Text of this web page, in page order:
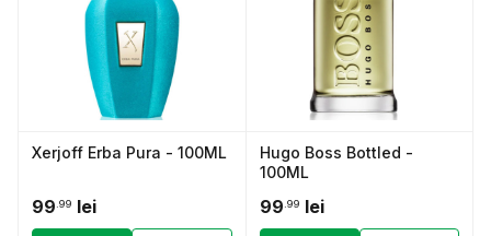
Xerjoff Erba Pura - 100ML
99 .99 lei
Hugo Boss Bottled -
100ML
99 .99 lei